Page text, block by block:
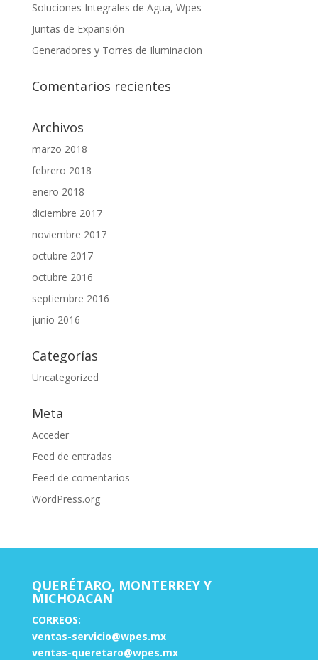
Soluciones Integrales de Agua, Wpes
Juntas de Expansión
Generadores y Torres de Iluminacion
Comentarios recientes
Archivos
marzo 2018
febrero 2018
enero 2018
diciembre 2017
noviembre 2017
octubre 2017
octubre 2016
septiembre 2016
junio 2016
Categorías
Uncategorized
Meta
Acceder
Feed de entradas
Feed de comentarios
WordPress.org
QUERÉTARO, MONTERREY Y
MICHOACAN
CORREOS:
ventas-servicio@wpes.mx
ventas-queretaro@wpes.mx